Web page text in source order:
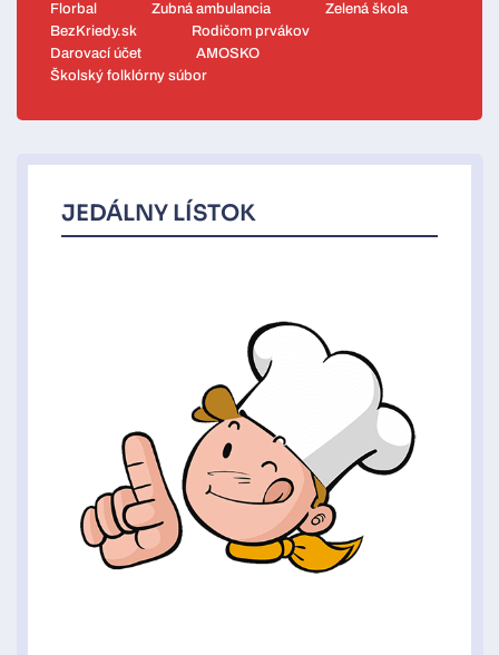
Florbal
Zubná ambulancia
Zelená škola
BezKriedy.sk
Rodičom prvákov
Darovací účet
AMOSKO
Školský folklórny súbor
JEDÁLNY LÍSTOK